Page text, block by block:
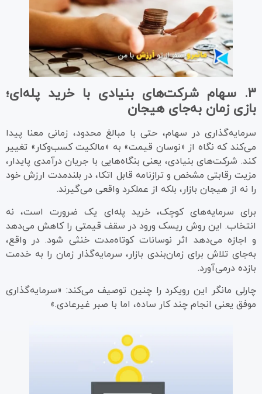
3.
سهام شرکت‌های بنیادی با خرید پله‌ای؛
بازی زمان به‌جای هیجان
سرمایه‌گذاری در سهام، حتی با مبالغ محدود، زمانی معنا پیدا
می‌کند که نگاه از «نوسان قیمت» به «مالکیت کسب‌وکار» تغییر
کند. شرکت‌های بنیادی، یعنی بنگاه‌هایی با جریان درآمدی پایدار،
مزیت رقابتی مشخص و ترازنامه قابل اتکا، در بلندمدت ارزش خود
را نه از هیجان بازار، بلکه از عملکرد واقعی می‌گیرند.
برای سرمایه‌های کوچک، خرید پله‌ای یک ضرورت است، نه
انتخاب. این روش ریسک ورود در سقف قیمتی را کاهش می‌دهد
و اجازه می‌دهد اثر نوسانات کوتاه‌مدت خنثی شود. در واقع،
به‌جای تلاش برای زمان‌بندی بازار، سرمایه‌گذار زمان را به خدمت
بازده درمی‌آورد.
چارلی مانگر این رویکرد را چنین توصیف می‌کند: «سرمایه‌گذاری
موفق یعنی انجام چند کار ساده، اما با صبر غیرعادی.»